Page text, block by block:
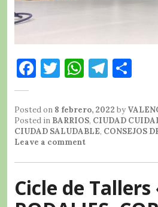
F
c
e
b
o
o
k
T
it
te
r
W
at
s
A
p
p
T
e
g
a
m
m
p
rt
ir
Posted on 8 febrero, 2022 by
Posted in BARRIOS, CIUDAD
CIUDAD SALUDABLE, CONSEJOS
Leave a comment
Cicle de Tallers